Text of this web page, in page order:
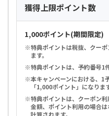
獲得上限ポイント数
1,000ポイント(期間限定)
特典ポイントは税抜、クー
ます。
特典ポイントは、予約番号1
本キャンペーンにおける、1
「1,000ポイント」になります
特典ポイントは、クーポン
金額、ポイント利用の場合